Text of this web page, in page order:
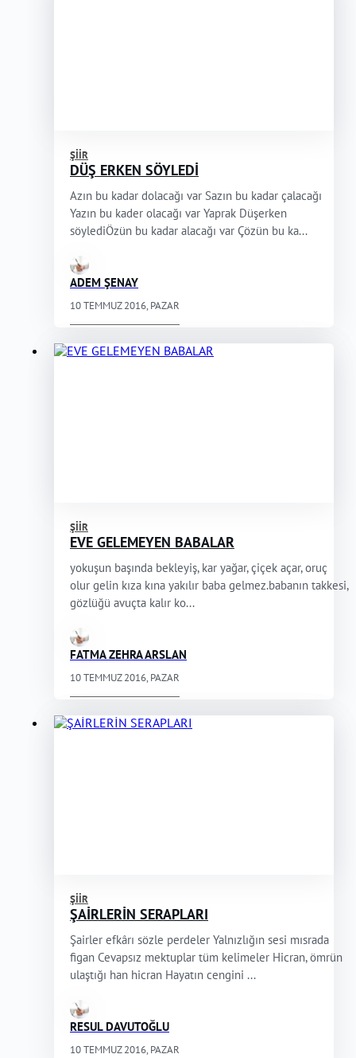
ŞIIR
DÜŞ ERKEN SÖYLEDİ
Azın bu kadar dolacağı var Sazın bu kadar çalacağı
Yazın bu kader olacağı var Yaprak Düşerken
söylediÖzün bu kadar alacağı var Çözün bu ka...
ADEM ŞENAY
10 TEMMUZ 2016, PAZAR
ŞIIR
EVE GELEMEYEN BABALAR
yokuşun başında bekleyiş, kar yağar, çiçek açar, oruç
olur gelin kıza kına yakılır baba gelmez.babanın takkesi,
gözlüğü avuçta kalır ko...
FATMA ZEHRA ARSLAN
10 TEMMUZ 2016, PAZAR
ŞIIR
ŞAİRLERİN SERAPLARI
Şairler efkârı sözle perdeler Yalnızlığın sesi mısrada
figan Cevapsız mektuplar tüm kelimeler Hicran, ömrün
ulaştığı han hicran Hayatın cengini ...
RESUL DAVUTOĞLU
10 TEMMUZ 2016, PAZAR